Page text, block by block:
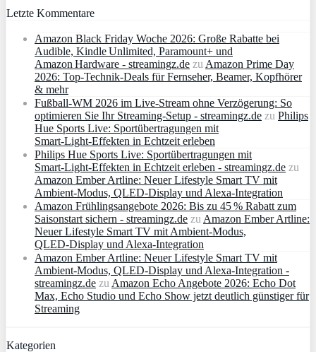
Letzte Kommentare
Amazon Black Friday Woche 2026: Große Rabatte bei
Audible, Kindle Unlimited, Paramount+ und
Amazon Hardware - streamingz.de zuAmazon Prime Day
2026: Top-Technik-Deals für Fernseher, Beamer, Kopfhörer
& mehr
Fußball-WM 2026 im Live-Stream ohne Verzögerung: So
optimieren Sie Ihr Streaming-Setup - streamingz.de zu Philips
Hue Sports Live: Sportübertragungen mit
Smart‑Light‑Effekten in Echtzeit erleben
Philips Hue Sports Live: Sportübertragungen mit
Smart‑Light‑Effekten in Echtzeit erleben - streamingz.de zu
Amazon Ember Artline: Neuer Lifestyle Smart TV mit
Ambient‑Modus, QLED‑Display und Alexa‑Integration
Amazon Frühlingsangebote 2026: Bis zu 45 % Rabatt zum
Saisonstart sichern - streamingz.de zuAmazon Ember Artline:
Neuer Lifestyle Smart TV mit Ambient‑Modus,
QLED‑Display und Alexa‑Integration
Amazon Ember Artline: Neuer Lifestyle Smart TV mit
Ambient‑Modus, QLED‑Display und Alexa‑Integration -
streamingz.de zuAmazon Echo Angebote 2026: Echo Dot
Max, Echo Studio und Echo Show jetzt deutlich günstiger für
Streaming
Kategorien